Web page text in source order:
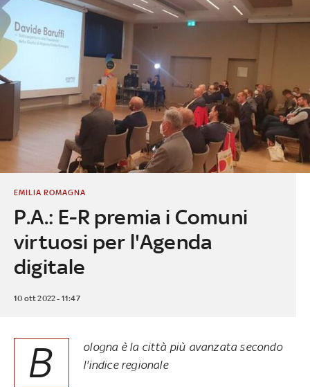
P.A.: E-R premia i Comuni
virtuosi per l'Agenda
digitale
EMILIA ROMAGNA
10 ott 2022 - 11:47
B
ologna è la città più avanzata secondo
l'indice regionale